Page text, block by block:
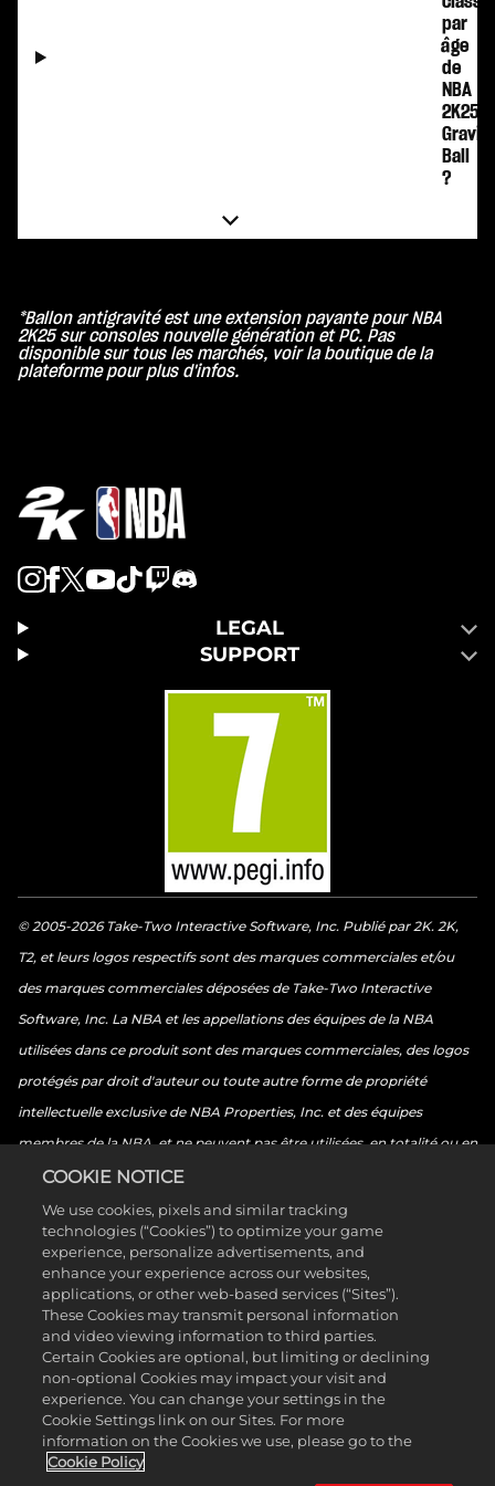
par
âge
de
NBA
2K25:
Gravity
Ball
?
*Ballon antigravité est une extension payante pour NBA
2K25 sur consoles nouvelle génération et PC. Pas
disponible sur tous les marchés, voir la boutique de la
plateforme pour plus d'infos.
LEGAL
SUPPORT
© 2005-2026 Take-Two Interactive Software, Inc. Publié par 2K. 2K,
T2, et leurs logos respectifs sont des marques commerciales et/ou
des marques commerciales déposées de Take-Two Interactive
Software, Inc. La NBA et les appellations des équipes de la NBA
utilisées dans ce produit sont des marques commerciales, des logos
protégés par droit d'auteur ou toute autre forme de propriété
intellectuelle exclusive de NBA Properties, Inc. et des équipes
membres de la NBA, et ne peuvent pas être utilisées, en totalité ou en
partie, sans l'autorisation préalable et par écrit de NBA Properties,
Inc. © 2026 NBA Properties, Inc. Tous droits réservés. © 2026 Sony
Interactive Entertainment LLC. “PlayStation Family Mark”,
“PlayStation”, “PS5 logo”, “PS5”, “PS4 logo”, “PS4”, “PlayStation
Shapes Logo” et “Play Has No Limits” sont des marques déposées ou
des marques de Sony Interactive Entertainment Inc. Microsoft, le
symbole Xbox Sphere, le logo Series X, le logo Series S, le logo Series
X|S, Xbox One, Xbox Series X, Xbox Series S, et Xbox Series X|S sont
des marques du groupe de sociétés Microsoft.Nintendo Switch est
une marque commerciale de Nintendo.L'icône de classification est
COOKIE NOTICE
We use cookies, pixels and similar tracking
technologies (“Cookies”) to optimize your game
experience, personalize advertisements, and
enhance your experience across our websites,
applications, or other web-based services (“Sites”).
These Cookies may transmit personal information
and video viewing information to third parties.
Certain Cookies are optional, but limiting or declining
non-optional Cookies may impact your visit and
experience. You can change your settings in the
Cookie Settings link on our Sites. For more
information on the Cookies we use, please go to the
Cookie Policy